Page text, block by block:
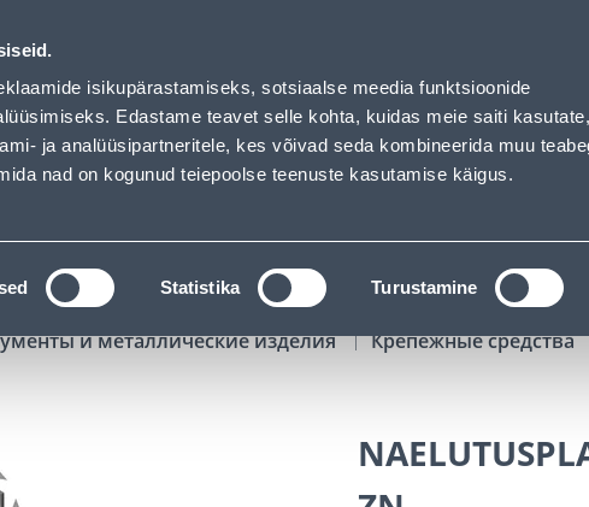
isikupärastamiseks, sotsiaalse meedia funktsioonide
Edastame teavet selle kohta, kuidas meie saiti
ja analüüsipartneritele, kes võivad seda kombineerida muu
nad on kogunud teiepoolse teenuste kasutamise käigus.
Statistika Turustamine
частных клиентов Услуги Предложения о работе
ПОИСК
АРЕНДА ИНСТРУМЕНТОВ РАССРОЧКА
и металлические изделия Крепежные средства